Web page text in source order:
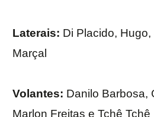
Laterais: Di Placido,
Marçal
Volantes: Danilo Barbosa,
Marlon Freitas e Tchê Tchê